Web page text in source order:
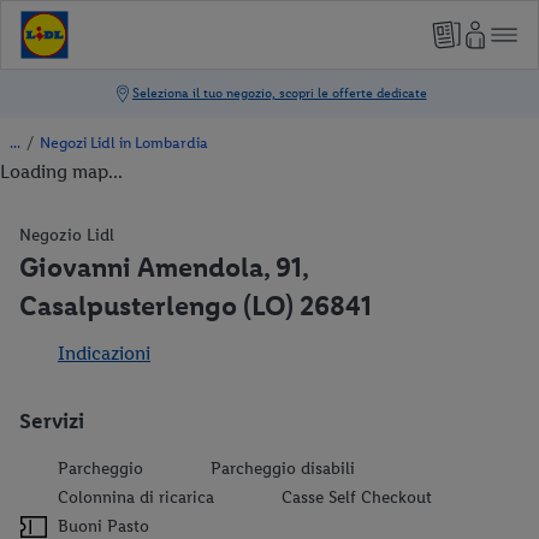
/ Negozi Lidl in Lombardia
Loading map...
Negozio Lidl
Giovanni Amendola, 91,
Casalpusterlengo (LO) 26841
Indicazioni
Servizi
Parcheggio
Parcheggio disabili
Colonnina di ricarica
Casse Self Checkout
Buoni Pasto